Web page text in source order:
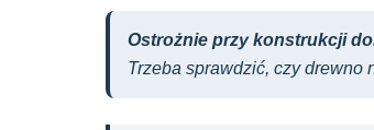
Ostrożnie przy konstrukcji
Trzeba sprawdzić, czy drewno